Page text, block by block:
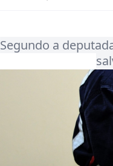
Segundo a